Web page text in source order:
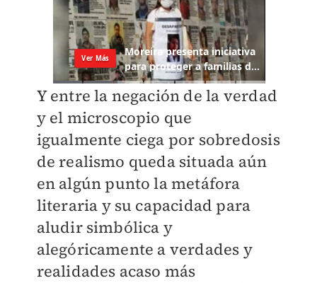
Y entre la negación de la verdad
y el microscopio que
igualmente ciega por sobredosis
de realismo queda situada aún
en algún punto la metáfora
literaria y su capacidad para
aludir simbólica y
alegóricamente a verdades y
realidades acaso más